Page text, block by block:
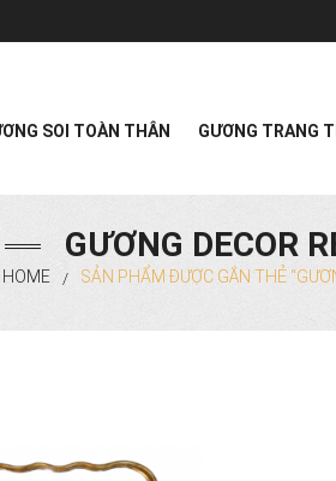
SOI TOÀN THÂN GƯƠNG TRANG
GƯƠNG DECOR
HOME / SẢN PHẨM ĐƯỢC GẮN THẺ